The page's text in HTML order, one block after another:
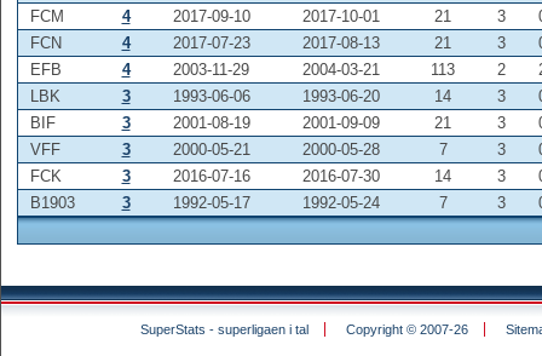
FCM
4 2017-09-10 2017-10-01 21 3
FCN
4 2017-07-23 2017-08-13 21 3
EFB
4 2003-11-29 2004-03-21 113 2
LBK
3 1993-06-06 1993-06-20 14 3
BIF
3 2001-08-19 2001-09-09 21 3
VFF
3 2000-05-21 2000-05-28 7 3
FCK
3 2016-07-16 2016-07-30 14 3
B1903
3 1992-05-17 1992-05-24 7 3
SuperStats - superligaen i tal Copyright © 2007-26